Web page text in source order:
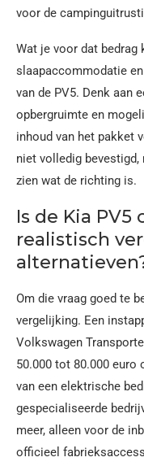
voor de
Wat je voor dat
slaapaccommodatie
van de PV5. Denk aan
opbergruimte en
inhoud van het pakket
niet volledig
zien wat de richting is.
Is de Kia
realistisch
Om die vraag goed te
vergelijking. Een
Volkswagen
50.000 tot 80.000 euro
van een elektrische
gespecialiseerde
meer, alleen voor de
officieel